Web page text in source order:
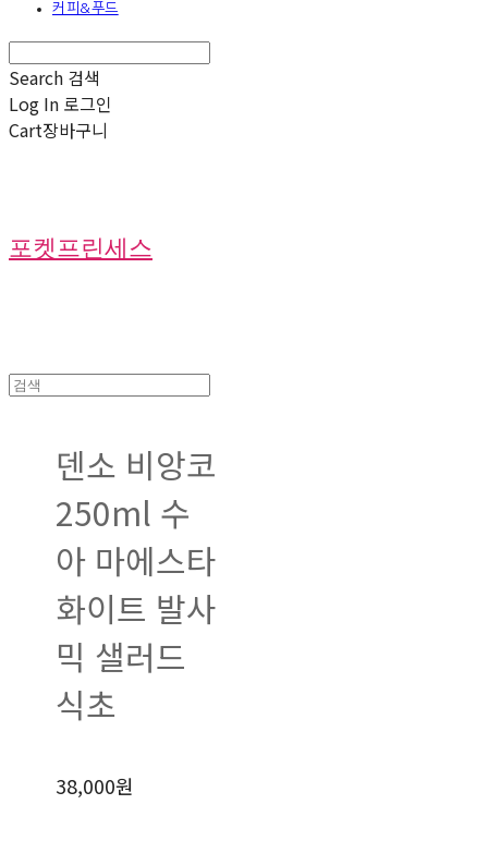
커피&푸드
Search 검색
Log In 로그인
Cart장바구니
포켓프린세스
덴소 비앙코
250ml 수
아 마에스타
화이트 발사
믹 샐러드
식초
38,000원